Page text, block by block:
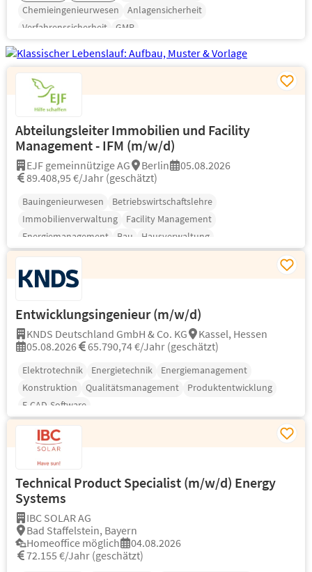
Chemieingenieurwesen
Anlagensicherheit
Verfahrenssicherheit
GMP
Abteilungsleiter Immobilien und Facility
Management - IFM (m/w/d)
EJF gemeinnützige AG Berlin
05.08.2026
89.408,95 €/Jahr (geschätzt)
Bauingenieurwesen
Betriebswirtschaftslehre
Immobilienverwaltung
Facility Management
Energiemanagement
Bau Hausverwaltung
Entwicklungsingenieur (m/w/d)
KNDS Deutschland GmbH & Co. KG
Kassel, Hessen
05.08.2026
65.790,74 €/Jahr (geschätzt)
Elektrotechnik Energietechnik
Energiemanagement
Konstruktion
Qualitätsmanagement
Produktentwicklung
E-CAD-Software
Technical Product Specialist (m/w/d) Energy
Systems
IBC SOLAR AG
Bad Staffelstein, Bayern
Homeoffice möglich
04.08.2026
72.155 €/Jahr (geschätzt)